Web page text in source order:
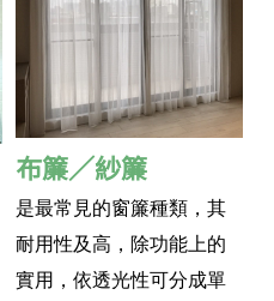
布簾／紗簾
是最常見的窗簾種類，其
耐用性及高，除功能上的
實用，依透光性可分成單